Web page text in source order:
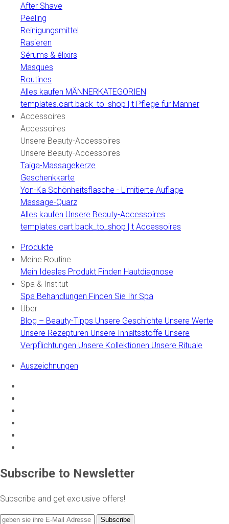
After Shave
Peeling
Reinigungsmittel
Rasieren
Sérums & élixirs
Masques
Routines
Alles kaufen MÄNNERKATEGORIEN
templates.cart.back_to_shop | t Pflege für Männer
Accessoires
Accessoires
Unsere Beauty-Accessoires
Unsere Beauty-Accessoires
Taiga-Massagekerze
Geschenkkarte
Yon-Ka Schönheitsflasche - Limitierte Auflage
Massage-Quarz
Alles kaufen Unsere Beauty-Accessoires
templates.cart.back_to_shop | t Accessoires
Produkte
Meine Routine
Mein Ideales Produkt Finden Hautdiagnose
Spa & Institut
Spa Behandlungen Finden Sie Ihr Spa
Über
Blog – Beauty-Tipps Unsere Geschichte Unsere Werte
Unsere Rezepturen Unsere Inhaltsstoffe Unsere
Verpflichtungen Unsere Kollektionen Unsere Rituale
Auszeichnungen
Subscribe to Newsletter
Subscribe and get exclusive offers!
Subscribe